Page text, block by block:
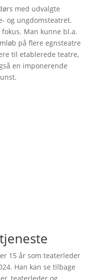
med udvalgte
og ungdomsteatret.
Man kunne bl.a.
på flere egnsteatre
til etablerede teatre,
en imponerende
15 år som teaterleder
Han kan se tilbage